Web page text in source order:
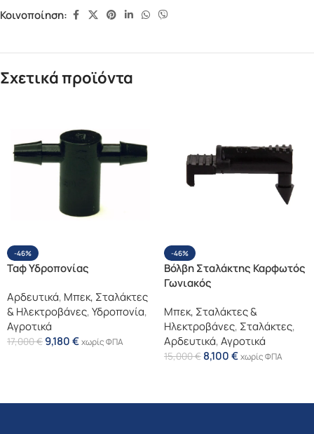
Κοινοποίηση:
Σχετικά προϊόντα
-46%
Ταφ Υδροπονίας
Αρδευτικά, Μπεκ, Σταλάκτες
& Ηλεκτροβάνες,Υδροπονία,
Αγροτικά
17,000€9,180€χωρίς ΦΠΑ
-46%
Βόλβη Σταλάκτης Καρφωτός
Γωνιακός
Μπεκ, Σταλάκτες &
Ηλεκτροβάνες, Σταλάκτες,
Αρδευτικά,Αγροτικά
15,000€ 8,100€χωρίς ΦΠΑ